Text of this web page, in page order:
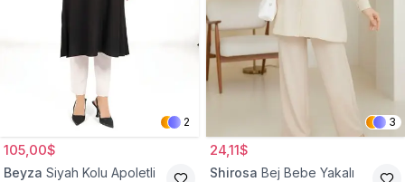
2
105,00$
Beyza Siyah Kolu Apoletli
3
24,11$
Shirosa Bej Bebe Yakalı